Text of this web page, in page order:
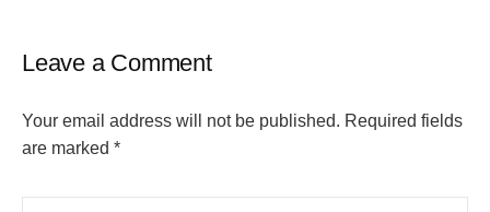
Leave a Comment
Your email address will not be published. Required fields
are marked *